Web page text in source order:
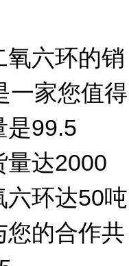
氧六环的销
一家您值得
是99.5
量达2000
六环达50吨
您的合作共